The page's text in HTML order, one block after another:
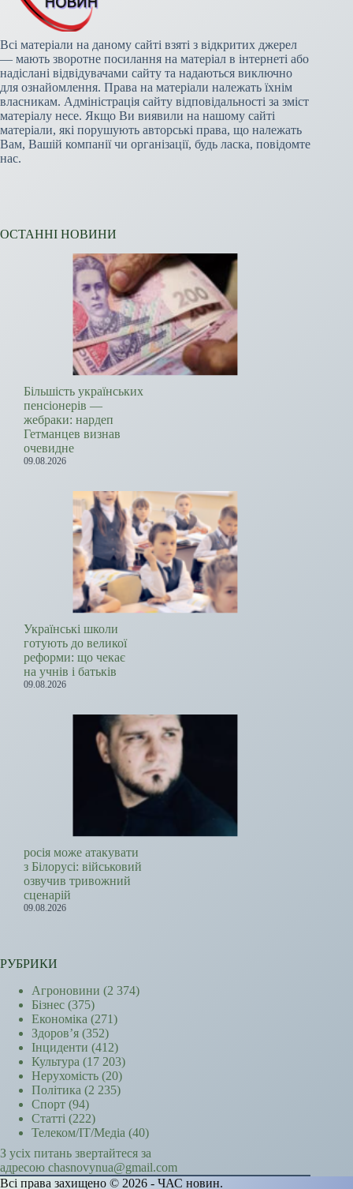
Всі матеріали на даному сайті взяті з відкритих джерел
— мають зворотне посилання на матеріал в інтернеті або
надіслані відвідувачами сайту та надаються виключно
для ознайомлення. Права на матеріали належать їхнім
власникам. Адміністрація сайту відповідальності за зміст
матеріалу несе. Якщо Ви виявили на нашому сайті
матеріали, які порушують авторські права, що належать
Вам, Вашій компанії чи організації, будь ласка, повідомте
нас.
ОСТАННІ НОВИНИ
Більшість українських
пенсіонерів —
жебраки: нардеп
Гетманцев визнав
очевидне
09.08.2026
Українські школи
готують до великої
реформи: що чекає
на учнів і батьків
09.08.2026
росія може атакувати
з Білорусі: військовий
озвучив тривожний
сценарій
09.08.2026
РУБРИКИ
Агроновини (2 374)
Бізнес (375)
Економіка (271)
Здоров’я (352)
Інциденти (412)
Культура (17 203)
Нерухомість (20)
Політика (2 235)
Спорт (94)
Статті (222)
Телеком/ІТ/Медіа (40)
З усіх питань звертайтеся за
адресою chasnovynua@gmail.com
Всі права захищено © 2026 - ЧАС новин.